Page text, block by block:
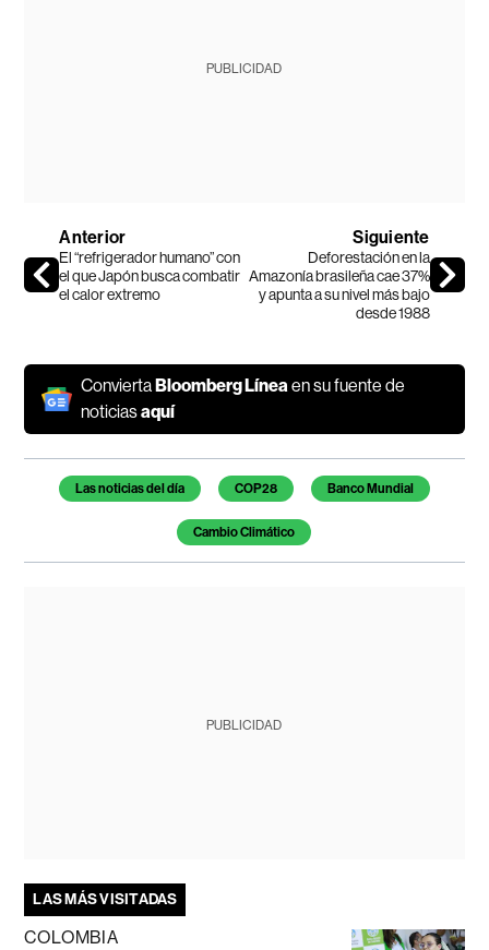
PUBLICIDAD
Anterior
El “refrigerador humano” con
el que Japón busca combatir
el calor extremo
Siguiente
Deforestación en la
Amazonía brasileña cae 37%
y apunta a su nivel más bajo
desde 1988
ConviertaBloomberg Líneaen su fuente de
noticiasaquí
Temas de este artículo
Las noticias del día COP28 Banco Mundial
Cambio Climático
PUBLICIDAD
LAS MÁS VISITADAS
COLOMBIA